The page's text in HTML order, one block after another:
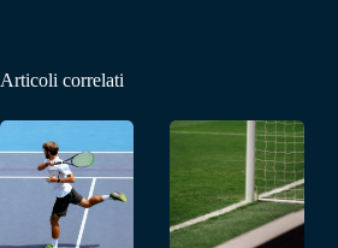
Articoli correlati